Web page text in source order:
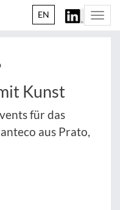
EN
Kunst
für das
aus Prato,